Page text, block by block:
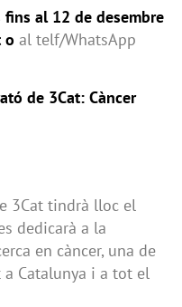
al 12 de desembre
o al telf/WhatsApp
de 3Cat: Càncer
3Cat tindrà lloc el
dedicarà a la
en càncer, una de
Catalunya i a tot el